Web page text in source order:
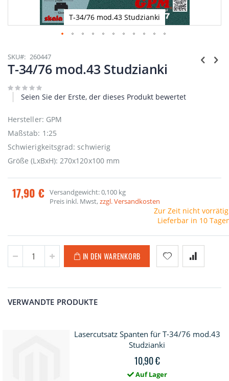
T-34/76 mod.43 Studzianki
Anfang
der
Bildgalerie
SKU 260447
T-34/76 mod.43 Studzianki
Seien Sie der Erste, der dieses Produkt bewertet
Hersteller: GPM
Maßstab: 1:25
Schwierigkeitsgrad: schwierig
Größe (LxBxH): 270x120x100 mm
17,90 € Versandgewicht: 0,100 kg
Preis inkl. Mwst,zzgl. Versandkosten
Zur Zeit nicht
Lieferbar in 10
IN DEN WARENKORB
VERWANDTE PRODUKTE
Lasercutsatz Spanten für T-34/76 mod.43
Studzianki
10,90 €
Auf Lager